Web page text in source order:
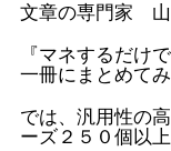
文章の専門家 山
『マネするだけ
一冊にまとめてみ
では、汎用性の
ーズ２５０個以